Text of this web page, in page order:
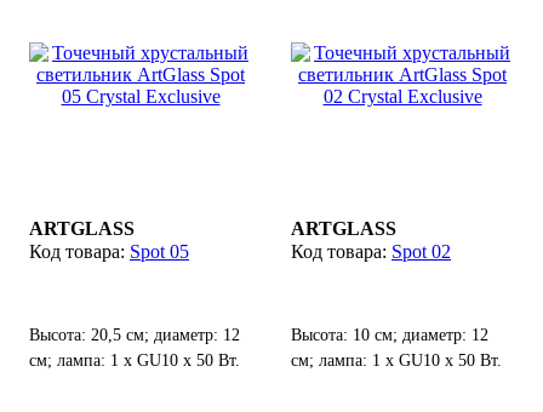
ARTGLASS
Spot 05
Высота: 20,5 см; диаметр: 12
см; лампа: 1 х GU10 х 50 Вт.
ARTGLASS
Spot 02
Высота: 10 см; диаметр: 12
см; лампа: 1 х GU10 х 50 Вт.